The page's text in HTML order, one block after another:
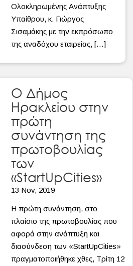
Ολοκληρωμένης Ανάπτυξης
Υπαίθρου, κ. Γιώργος
Σισαμάκης με την εκπρόσωπο
της αναδόχου εταιρείας, […]
Ο Δήμος
Ηρακλείου στην
πρώτη
συνάντηση της
πρωτοβουλίας
των
«StartUpCities»
13 Nov, 2019
Η πρώτη συνάντηση, στο
πλαίσιο της πρωτοβουλίας που
αφορά στην ανάπτυξη και
διασύνδεση των «StartUpCities»
πραγματοποιήθηκε χθες, Τρίτη 12